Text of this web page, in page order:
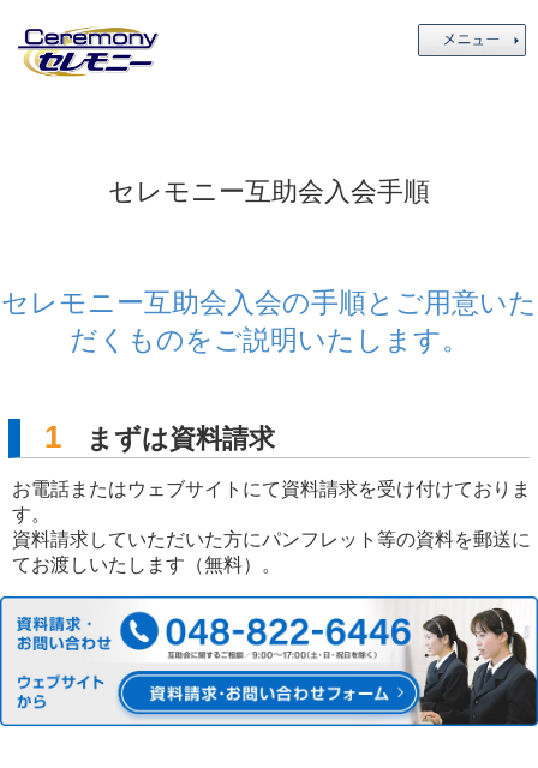
セレモニー互助会入会手順
セレモニー互助会入会の手順とご用意いた
だくものをご説明いたします。
1 まずは資料請求
お電話またはウェブサイトにて資料請求を受け付けておりま
す。
資料請求していただいた方にパンフレット等の資料を郵送に
てお渡しいたします（無料）。